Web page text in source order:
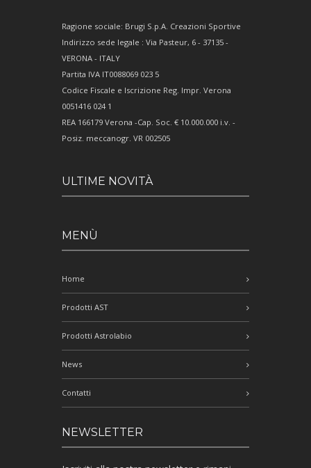
Ragione sociale: Brugi S.p.A. Creazioni Sportive
Indirizzo sede legale : Via Pasteur, 6 - 37135 -
VERONA - ITALY
Partita IVA IT0088069 023 5
Codice Fiscale e Iscrizione Reg. Impr. Verona
0051416 024 1
REA 166179 Verona -Cap. Soc. € 10.000.000 i.v. -
Posiz. meccanogr. VR 002505
ULTIME NOVITÀ
MENÙ
Home
Prodotti AST
Prodotti Astrolabio
News
Contatti
NEWSLETTER